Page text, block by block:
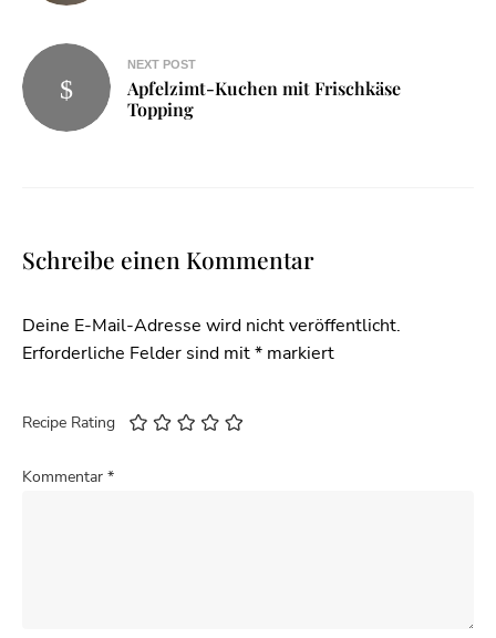
NEXT POST
Apfelzimt-Kuchen mit Frischkäse
Topping
Schreibe einen Kommentar
Deine E-Mail-Adresse wird nicht veröffentlicht.
Erforderliche Felder sind mit* markiert
Recipe Rating
Kommentar *